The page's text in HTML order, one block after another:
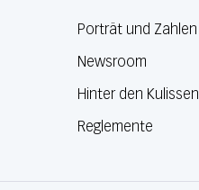
Porträt und Zahlen
Newsroom
Hinter den Kulissen
Reglemente